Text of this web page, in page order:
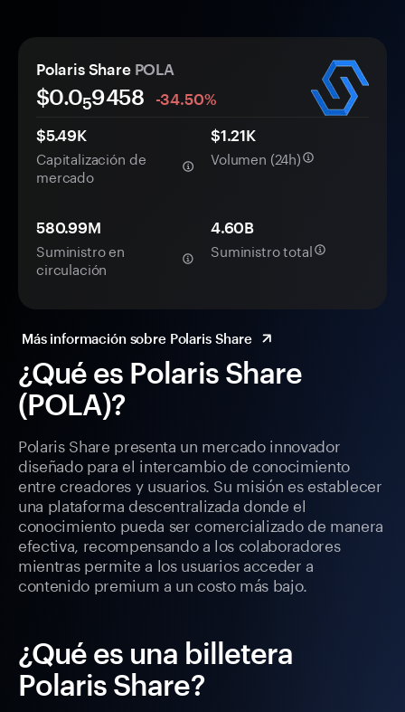
¿Qué es Polaris Share
(POLA)?
Polaris Share presenta un mercado innovador
diseñado para el intercambio de conocimiento
entre creadores y usuarios. Su misión es establecer
una plataforma descentralizada donde el
conocimiento pueda ser comercializado de manera
efectiva, recompensando a los colaboradores
mientras permite a los usuarios acceder a
contenido premium a un costo más bajo.
¿Qué es una billetera
Polaris Share?
Polaris Share POLA
$0.059458
-34.50%
$5.49K
Capitalización de
mercado
$1.21K
Volumen (24h)
580.99M
Suministro en
circulación
4.60B
Suministro total
Más información sobre Polaris Share